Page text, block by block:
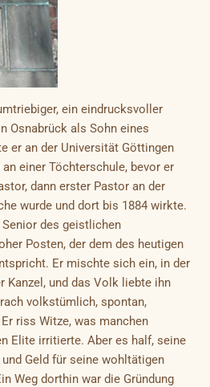
ein eindrucksvoller
Osnabrück als Sohn eines
er an der Universität Göttingen
einer Töchterschule, bevor er
dann erster Pastor an der
wurde und dort bis 1884 wirkte.
des geistlichen
Posten, der dem des heutigen
Er mischte sich ein, in der
Kanzel, und das Volk liebte ihn
volkstümlich, spontan,
riss Witze, was manchen
Elite irritierte. Aber es half, seine
Geld für seine wohltätigen
Weg dorthin war die Gründung